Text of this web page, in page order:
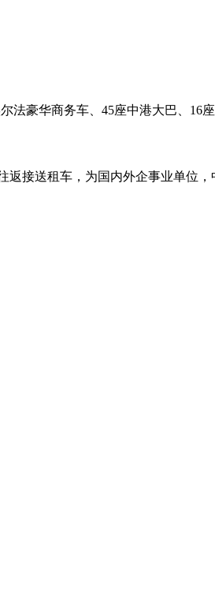
法豪华商务车、45座中港大巴、16
返接送租车，为国内外企事业单位